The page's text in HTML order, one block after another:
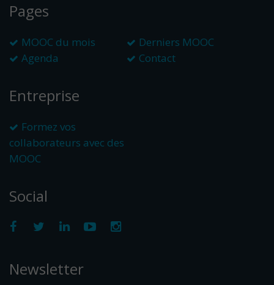
Pages
MOOC du mois
Derniers MOOC
Agenda
Contact
Entreprise
Formez vos
collaborateurs avec des
MOOC
Social
Newsletter